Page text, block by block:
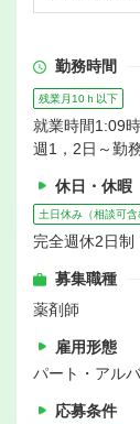
勤務時間
残業月10ｈ以下
就業時間1:09
週1，2日～勤
休日・休暇
土日休み（相談可含
完全週休2日制
募集職種
薬剤師
雇用形態
パート・アル
応募条件